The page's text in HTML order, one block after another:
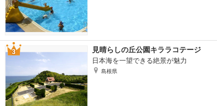
見晴らしの丘公園キララコテージ
日本海を一望できる絶景が魅力
島根県